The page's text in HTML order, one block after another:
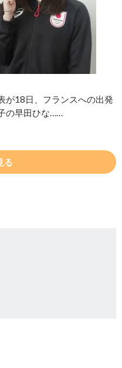
が18日、フランスへの出発
の早田ひな……
る